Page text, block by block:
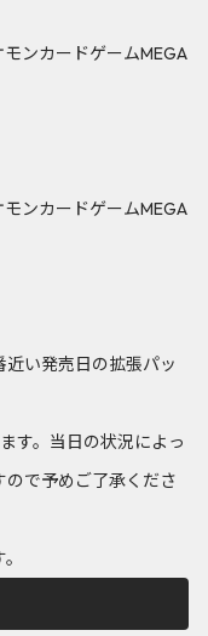
ンカードゲームMEGA
ンカードゲームMEGA
い発売日の拡張パッ
す。当日の状況によっ
で予めご了承くださ